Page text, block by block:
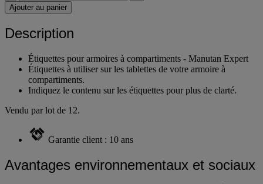
Ajouter au panier
Description
Étiquettes pour armoires à compartiments - Manutan Expert
Étiquettes à utiliser sur les tablettes de votre armoire à
compartiments.
Indiquez le contenu sur les étiquettes pour plus de clarté.
Vendu par lot de 12.
Garantie client : 10 ans
Avantages environnementaux et sociaux